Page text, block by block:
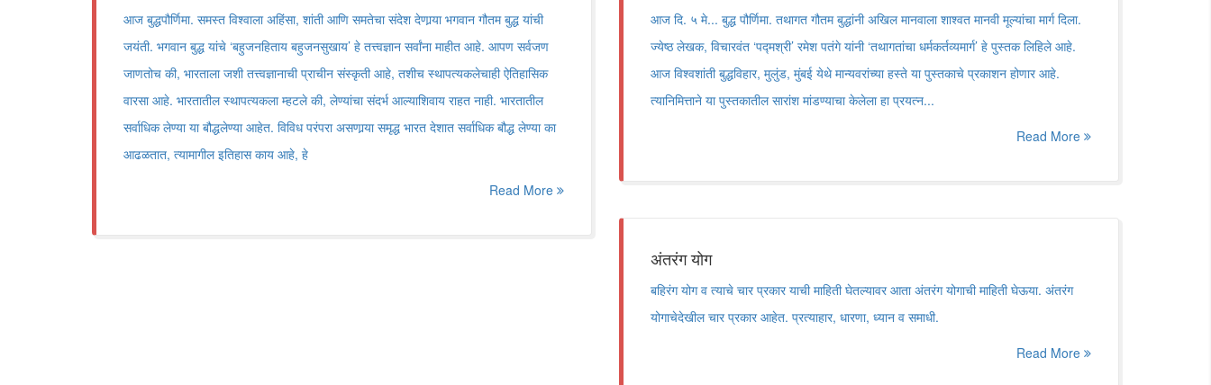
आज बुद्धपौर्णिमा. समस्त विश्वाला अहिंसा, शांती आणि समतेचा संदेश देणार्‍या भगवान गौतम बुद्ध यांची
जयंती. भगवान बुद्ध यांचे ‘बहुजनहिताय बहुजनसुखाय’ हे तत्त्वज्ञान सर्वांना माहीत आहे. आपण सर्वजण
जाणतोच की, भारताला जशी तत्त्वज्ञानाची प्राचीन संस्कृती आहे, तशीच स्थापत्यकलेचाही ऐतिहासिक
वारसा आहे. भारतातील स्थापत्यकला म्हटले की, लेण्यांचा संदर्भ आल्याशिवाय राहत नाही. भारतातील
सर्वाधिक लेण्या या बौद्धलेण्या आहेत. विविध परंपरा असणार्‍या समृद्ध भारत देशात सर्वाधिक बौद्ध लेण्या का
आढळतात, त्यामागील इतिहास काय आहे, हे
Read More
आज दि. ५ मे... बुद्ध पौर्णिमा. तथागत गौतम बुद्धांनी अखिल मानवाला शाश्वत मानवी मूल्यांचा मार्ग दिला.
ज्येष्ठ लेखक, विचारवंत ‘पद्मश्री’ रमेश पतंगे यांनी ‘तथागतांचा धर्मकर्तव्यमार्ग’ हे पुस्तक लिहिले आहे.
आज विश्वशांती बुद्धविहार, मुलुंड, मुंबई येथे मान्यवरांच्या हस्ते या पुस्तकाचे प्रकाशन होणार आहे.
त्यानिमित्ताने या पुस्तकातील सारांश मांडण्याचा केलेला हा प्रयत्न...
Read More
अंतरंग योग
बहिरंग योग व त्याचे चार प्रकार याची माहिती घेतल्यावर आता अंतरंग योगाची माहिती घेऊया. अंतरंग
योगाचेदेखील चार प्रकार आहेत. प्रत्याहार, धारणा, ध्यान व समाधी.
Read More